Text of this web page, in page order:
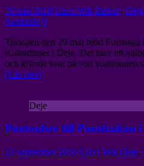
30 maj 2018 Cicci Wik Debatt, Deje
Samhälle 0
Tisdagen den 29 maj bjöd
Kulturhuset i Deje. Det blev ett
och krävde svar på vad kommunen
[Läs mer]
Deje
Pontonbro till Pannkakan i
13 september 2016 Cicci Wik Deje,